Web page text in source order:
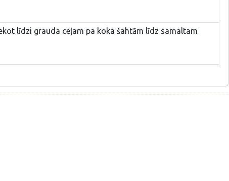
līdzi grauda ceļam pa koka šahtām līdz samaltam